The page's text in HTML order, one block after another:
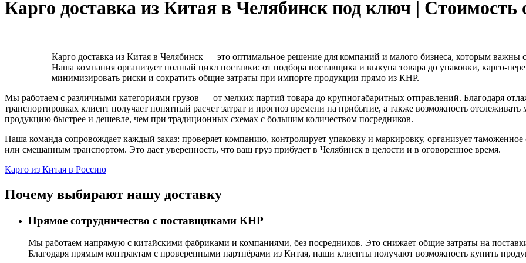
Карго доставка из Китая в Челябинск под ключ | Стоимость
Карго доставка из Китая в Челябинск — это оптимальное решение для компаний и малого бизнеса, которым важны
Наша компания организует полный цикл поставки: от подбора поставщика и выкупа товара до упаковки, карго-
минимизировать риски и сократить общие затраты при импорте продукции прямо из КНР.
Мы работаем с различными категориями грузов — от мелких партий товара до крупногабаритных отправлений. Благодаря
транспортировках клиент получает понятный расчет затрат и прогноз времени на прибытие, а также возможность отслеживать
продукцию быстрее и дешевле, чем при традиционных схемах с большим количеством посредников.
Наша команда сопровождает каждый заказ: проверяет компанию, контролирует упаковку и маркировку, организует
или смешанным транспортом. Это дает уверенность, что ваш груз прибудет в Челябинск в целости и в оговоренное время.
Карго из Китая в Россию
Почему выбирают нашу доставку
Прямое сотрудничество с поставщиками КНР
Мы работаем напрямую с китайскими фабриками и компаниями, без посредников. Это снижает общие затраты на
Благодаря прямым контрактам с проверенными партнёрами из Китая, наши клиенты получают возможность купить